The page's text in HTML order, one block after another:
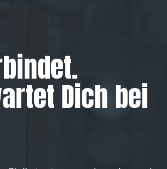
Dich bei